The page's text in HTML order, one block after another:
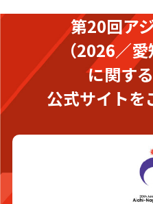
第20回ア
（2026／
に関す
公式サイトを